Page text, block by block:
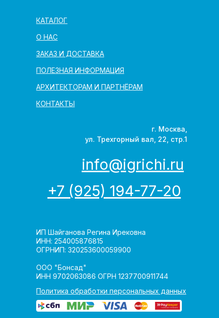
АРХИТЕКТОРАМ И ПАРТНЁРАМ
КОНТАКТЫ
ПОЛЕЗНАЯ ИНФОРМАЦИЯ
ЗАКАЗ И ДОСТАВКА
О НАС
КАТАЛОГ
Политика обработки персональных данных
г. Москва,
ул. Трехгорный вал, 22, стр.1
ИП Шайганова Регина Ирековна
ИНН: 254005876815
ОГРНИП: 320253600059900
ООО "Бонсад"
ИНН 9702063086 ОГРН 1237700911744
+7 (925) 194-77-20
info@igrichi.ru